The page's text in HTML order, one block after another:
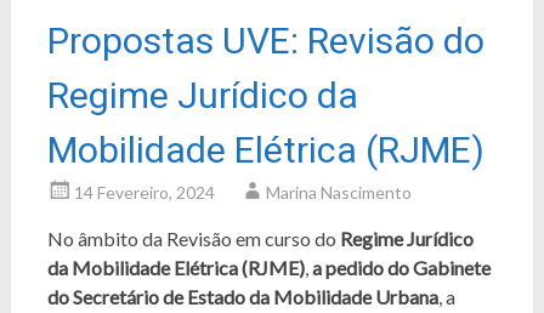
Propostas UVE: Revisão do
Regime Jurídico da
Mobilidade Elétrica (RJME)
14 Fevereiro, 2024 Marina Nascimento
No âmbito da Revisão em curso do Regime Jurídico
da Mobilidade Elétrica (RJME),a pedido do Gabinete
do Secretário de Estado da Mobilidade Urbana, a